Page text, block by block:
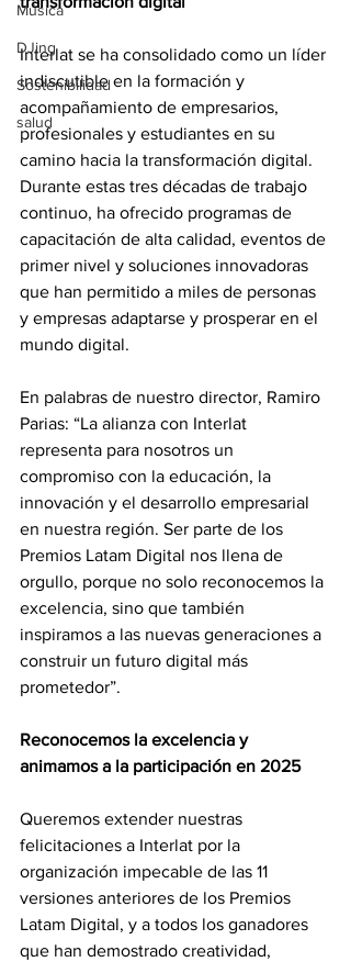
Música
DJing
Sostenibilidad
salud
Interlat se ha consolidado como un líder
indiscutible en la formación y
acompañamiento de empresarios,
profesionales y estudiantes en su
camino hacia la transformación digital.
Durante estas tres décadas de trabajo
continuo, ha ofrecido programas de
capacitación de alta calidad, eventos de
primer nivel y soluciones innovadoras
que han permitido a miles de personas
y empresas adaptarse y prosperar en el
mundo digital.
En palabras de nuestro director, Ramiro
Parias: “La alianza con Interlat
representa para nosotros un
compromiso con la educación, la
innovación y el desarrollo empresarial
en nuestra región. Ser parte de los
Premios Latam Digital nos llena de
orgullo, porque no solo reconocemos la
excelencia, sino que también
inspiramos a las nuevas generaciones a
construir un futuro digital más
prometedor”.
Reconocemos la excelencia y
animamos a la participación en 2025
Queremos extender nuestras
felicitaciones a Interlat por la
organización impecable de las 11
versiones anteriores de los Premios
Latam Digital, y a todos los ganadores
que han demostrado creatividad,